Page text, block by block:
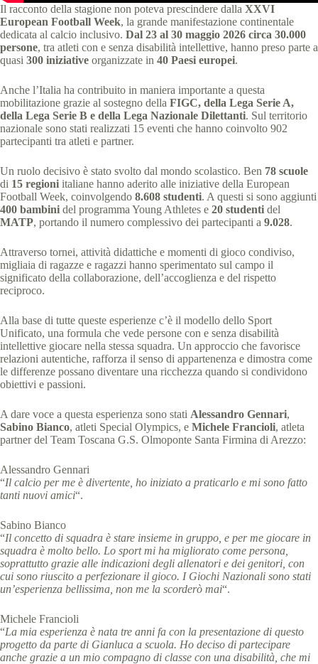
Il racconto della stagione non poteva prescindere dalla XXVI
European Football Week, la grande manifestazione continentale
dedicata al calcio inclusivo. Dal 23 al 30 maggio 2026 circa 30.000
persone, tra atleti con e senza disabilità intellettive, hanno preso parte a
quasi 300 iniziative organizzate in 40 Paesi europei.
Anche l’Italia ha contribuito in maniera importante a questa
mobilitazione grazie al sostegno della FIGC, della Lega Serie A,
della Lega Serie B e della Lega Nazionale Dilettanti. Sul territorio
nazionale sono stati realizzati 15 eventi che hanno coinvolto 902
partecipanti tra atleti e partner.
Un ruolo decisivo è stato svolto dal mondo scolastico. Ben 78 scuole
di 15 regioni italiane hanno aderito alle iniziative della European
Football Week, coinvolgendo 8.608 studenti. A questi si sono aggiunti
400 bambini del programma Young Athletes e 20 studenti del
MATP, portando il numero complessivo dei partecipanti a 9.028.
Attraverso tornei, attività didattiche e momenti di gioco condiviso,
migliaia di ragazze e ragazzi hanno sperimentato sul campo il
significato della collaborazione, dell’accoglienza e del rispetto
reciproco.
Alla base di tutte queste esperienze c’è il modello dello Sport
Unificato, una formula che vede persone con e senza disabilità
intellettive giocare nella stessa squadra. Un approccio che favorisce
relazioni autentiche, rafforza il senso di appartenenza e dimostra come
le differenze possano diventare una ricchezza quando si condividono
obiettivi e passioni.
A dare voce a questa esperienza sono stati Alessandro Gennari,
Sabino Bianco, atleti Special Olympics, e Michele Francioli, atleta
partner del Team Toscana G.S. Olmoponte Santa Firmina di Arezzo:
Alessandro Gennari
“Il calcio per me è divertente, ho iniziato a praticarlo e mi sono fatto
tanti nuovi amici“.
Sabino Bianco
“Il concetto di squadra è stare insieme in gruppo, e per me giocare in
squadra è molto bello. Lo sport mi ha migliorato come persona,
soprattutto grazie alle indicazioni degli allenatori e dei genitori, con
cui sono riuscito a perfezionare il gioco. I Giochi Nazionali sono stati
un’esperienza bellissima, non me la scorderò mai“.
Michele Francioli
“La mia esperienza è nata tre anni fa con la presentazione di questo
progetto da parte di Gianluca a scuola. Ho deciso di partecipare
anche grazie a un mio compagno di classe con una disabilità, che mi